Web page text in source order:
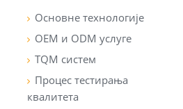
Основне технологије
OEM и ODM услуге
TQM систем
Процес тестирања
квалитета